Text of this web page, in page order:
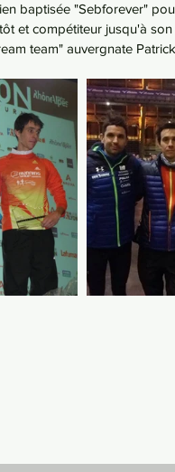
baptisée "Sebforever"
et compétiteur jusqu'à
team" auvergnate